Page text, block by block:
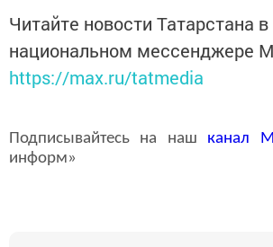
Читайте новости Татарстана в
национальном мессенджере
https://max.ru/tatmedia
Подписывайтесь на наш канал
информ»